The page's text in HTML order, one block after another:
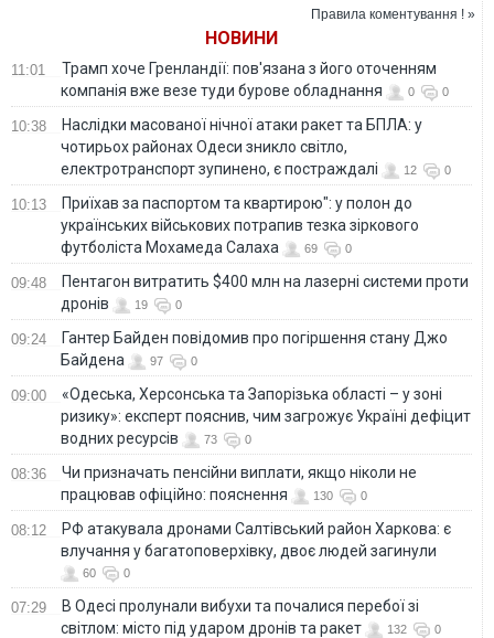
Правила коментування ! »
НОВИНИ
11:01
Трамп хоче Гренландії: пов'язана з його оточенням
компанія вже везе туди бурове обладнання
0 0
10:38
Наслідки масованої нічної атаки ракет та БПЛА: у
чотирьох районах Одеси зникло світло,
електротранспорт зупинено, є постраждалі
12 0
10:13
Приїхав за паспортом та квартирою": у полон до
українських військових потрапив тезка зіркового
футболіста Мохамеда Салаха
69 0
09:48
Пентагон витратить $400 млн на лазерні системи проти
дронів
19 0
09:24
Гантер Байден повідомив про погіршення стану Джо
Байдена
97 0
09:00
«Одеська, Херсонська та Запорізька області – у зоні
ризику»: експерт пояснив, чим загрожує Україні дефіцит
водних ресурсів
73 0
08:36
Чи призначать пенсійни виплати, якщо ніколи не
працював офіційно: пояснення
130 0
08:12
РФ атакувала дронами Салтівський район Харкова: є
влучання у багатоповерхівку, двоє людей загинули
60 0
07:29
В Одесі пролунали вибухи та почалися перебої зі
світлом: місто під ударом дронів та ракет
132 0